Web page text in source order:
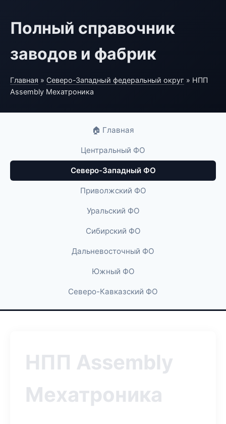
Полный справочник
заводов и фабрик
Главная » Северо-Западный федеральный округ » НПП
Assembly Мехатроника
🏠 Главная
Центральный ФО
Северо-Западный ФО
Приволжский ФО
Уральский ФО
Сибирский ФО
Дальневосточный ФО
Южный ФО
Северо-Кавказский ФО
НПП Assembly
Мехатроника